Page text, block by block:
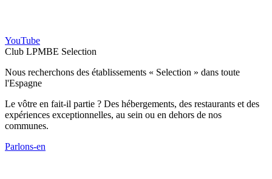
YouTube
Club LPMBE Selection
Nous recherchons des établissements « Selection » dans toute
l'Espagne
Le vôtre en fait-il partie ? Des hébergements, des restaurants et des
expériences exceptionnelles, au sein ou en dehors de nos
communes.
Parlons-en